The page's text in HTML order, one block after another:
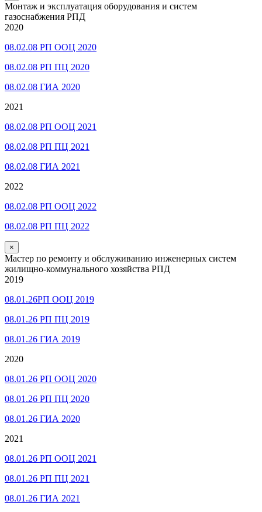
Монтаж и эксплуатация оборудования и систем
газоснабжения РПД
2020
08.02.08 РП ООЦ 2020
08.02.08 РП ПЦ 2020
08.02.08 ГИА 2020
2021
08.02.08 РП ООЦ 2021
08.02.08 РП ПЦ 2021
08.02.08 ГИА 2021
2022
08.02.08 РП ООЦ 2022
08.02.08 РП ПЦ 2022
×
Мастер по ремонту и обслуживанию инженерных систем
жилищно-коммунального хозяйства РПД
2019
08.01.26РП ООЦ 2019
08.01.26 РП ПЦ 2019
08.01.26 ГИА 2019
2020
08.01.26 РП ООЦ 2020
08.01.26 РП ПЦ 2020
08.01.26 ГИА 2020
2021
08.01.26 РП ООЦ 2021
08.01.26 РП ПЦ 2021
08.01.26 ГИА 2021